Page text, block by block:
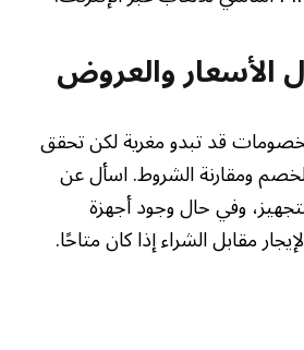
والعروض
قد تبدو مغرية لكن تحقق
ومقارنة الشروط. اسأل عن
وفي حال وجود أجهزة
مقابل الشراء إذا كان متاحًا.